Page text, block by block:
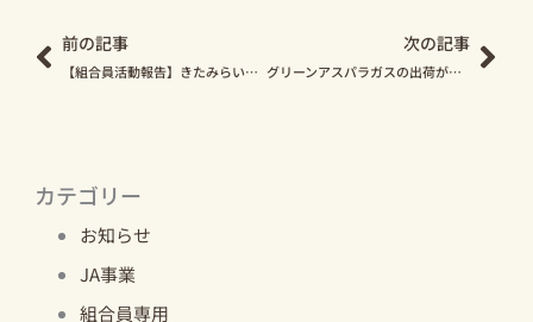
カテゴリー
お知らせ
JA事業
組合員専用
前の記事
【組合員活動報告】きたみらい酪農振興会が酪農セミナーを開催しました
次の記事
グリーンアスパラガスの出荷が始まっています！